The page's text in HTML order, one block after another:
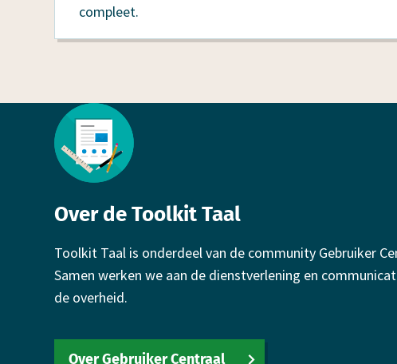
compleet.
Footer
Over de Toolkit Taal
Toolkit Taal is onderdeel van de community Gebruiker
Samen werken we aan de dienstverlening en
de overheid.
Over Gebruiker Centraal